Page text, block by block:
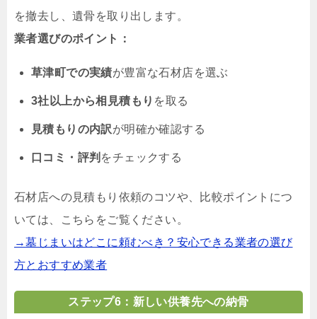
を撤去し、遺骨を取り出します。
業者選びのポイント：
草津町での実績が豊富な石材店を選ぶ
3社以上から相見積もり を取る
見積もりの内訳が明確か確認する
口コミ・評判 をチェックする
石材店への見積もり依頼のコツや、比較ポイントにつ
いては、こちらをご覧ください。
→墓じまいはどこに頼むべき？安心できる業者の選び
方とおすすめ業者
ステップ6：新しい供養先への納骨